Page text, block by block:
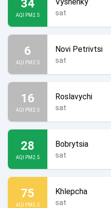
34
AQI PM2.5 sat
6
AQI PM2.5
Novi Petrivtsi
sat
16
AQI PM2.5
Roslavychi
sat
28
AQI PM2.5
Bobrytsia
sat
75
AQI PM2.5
Khlepcha
sat